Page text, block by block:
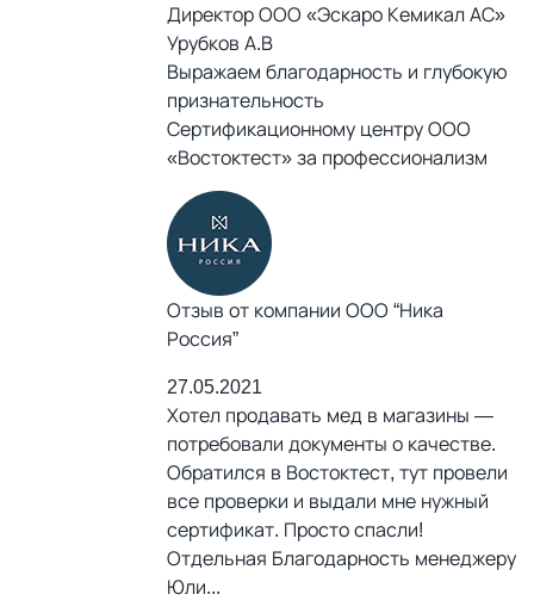
Директор ООО «Эскаро Кемикал АС»
Урубков А.В
Выражаем благодарность и глубокую
признательность
Сертификационному центру ООО
«Востоктест» за профессионализм
Отзыв от компании ООО “Ника
Россия”
27.05.2021
Хотел продавать мед в магазины —
потребовали документы о качестве.
Обратился в Востоктест, тут провели
все проверки и выдали мне нужный
сертификат. Просто спасли!
Отдельная Благодарность менеджеру
Юли...